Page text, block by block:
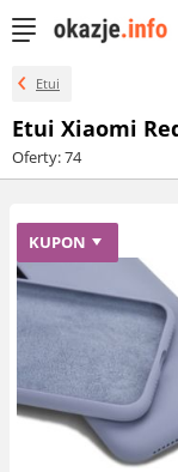
Etui
Etui Xiaomi
Oferty: 74
KUPON